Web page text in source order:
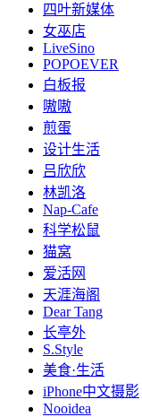
四叶新媒体
女巫店
LiveSino
POPOEVER
白板报
嗷嗷
煎蛋
设计生活
吕欣欣
林凯洛
Nap-Cafe
科学松鼠
猫窝
爱活网
天涯海阁
Dear Tang
长亭外
S.Style
美食·生活
iPhone中文摄影
Nooidea